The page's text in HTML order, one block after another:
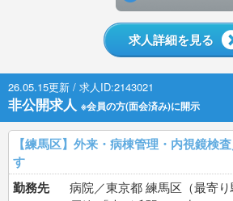
求人詳細を見る
26.05.15更新 / 求人ID:2143021
非公開求人 ※会員の方(面会済み)に開示
【練馬区】外来・病棟管理・内視鏡検
す
勤務先
病院／東京都 練馬区（最寄